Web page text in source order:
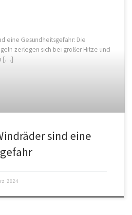
eine Gesundheitsgefahr: Die
zerlegen sich bei großer Hitze und
[…]
sind eine
2024